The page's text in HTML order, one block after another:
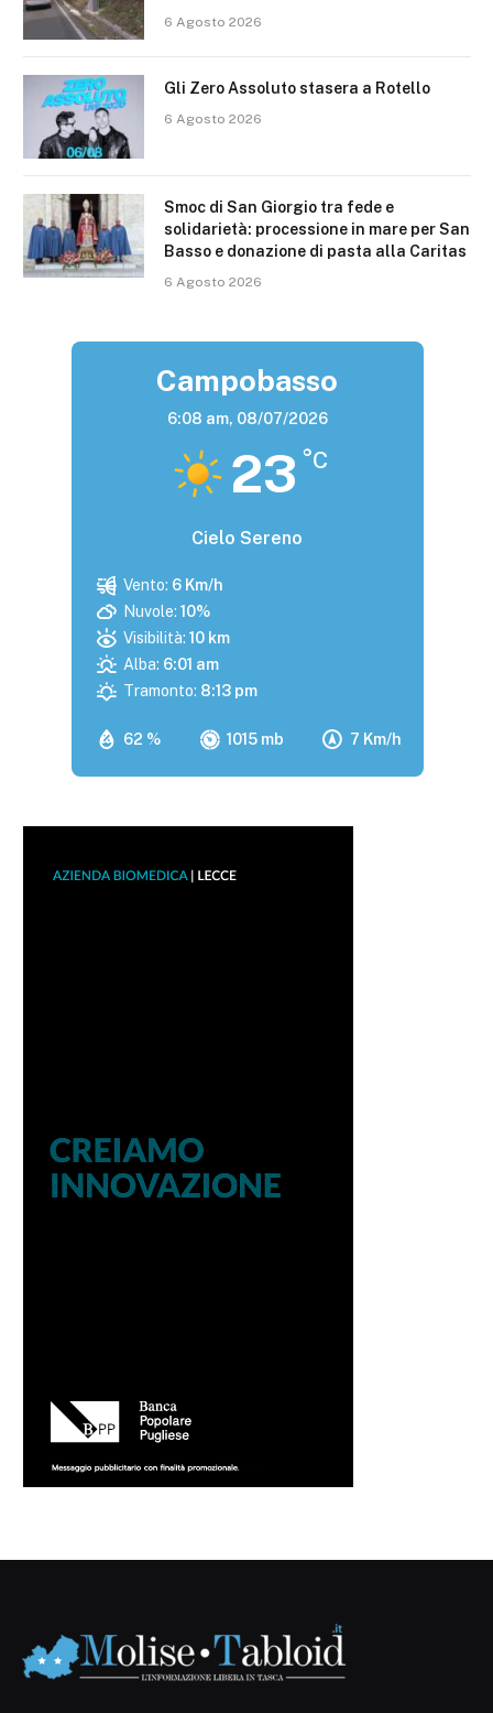
6 Agosto 2026
Gli Zero Assoluto stasera a Rotello
6 Agosto 2026
Smoc di San Giorgio tra fede e
solidarietà: processione in mare per San
Basso e donazione di pasta alla Caritas
6 Agosto 2026
Campobasso
6:08 am, 08/07/2026
23 °C
Cielo Sereno
62 % 1015 mb 7 Km/h
Vento: 6 Km/h
Nuvole: 10%
Visibilità: 10 km
Alba: 6:01 am
Tramonto: 8:13 pm